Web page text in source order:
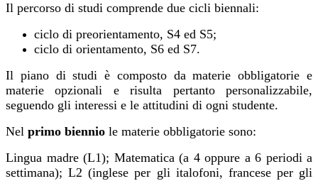
Il percorso di studi comprende due cicli biennali:
ciclo di preorientamento, S4 ed S5;
ciclo di orientamento, S6 ed S7.
Il piano di studi è composto da materie obbligatorie e
materie opzionali e risulta pertanto personalizzabile,
seguendo gli interessi e le attitudini di ogni studente.
Nel primo biennio le materie obbligatorie sono:
Lingua madre (L1); Matematica (a 4 oppure a 6 periodi a
settimana); L2 (inglese per gli italofoni, francese per gli